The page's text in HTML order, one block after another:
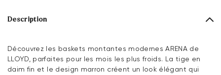
Description
Découvrez les baskets montantes modernes ARENA de
LLOYD, parfaites pour les mois les plus froids. La tige en
daim fin et le design marron créent un look élégant qui